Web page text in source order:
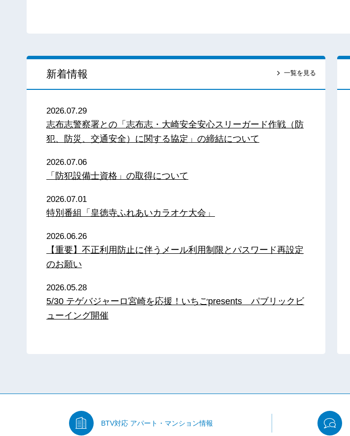
新着情報 一覧を見る
2026.07.29
志布志警察署との「志布志・大崎安全安心スリーガード作戦（防
犯、防災、交通安全）に関する協定」の締結について
2026.07.06
「防犯設備士資格」の取得について
2026.07.01
特別番組「皇徳寺ふれあいカラオケ大会」
2026.06.26
【重要】不正利用防止に伴うメール利用制限とパスワード再設定
のお願い
2026.05.28
5/30 テゲバジャーロ宮崎を応援！いちごpresents パブリックビ
ューイング開催
BTV対応 アパート・マンション情報